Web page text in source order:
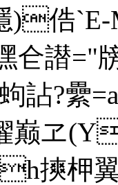
)俈
仺譛
蚼詀?纍
巅
摤柙